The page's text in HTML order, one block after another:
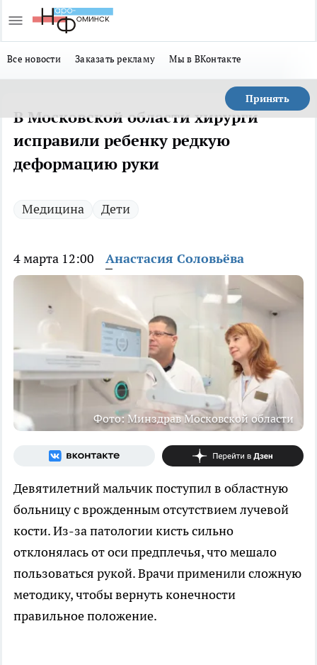
Все новости Заказать рекламу Мы в ВКонтакте
Принять
В Московской области хирурги
исправили ребенку редкую
деформацию руки
Медицина Дети
4 марта 12:00 Анастасия Соловьёва
Фото: Минздрав Московской области
Девятилетний мальчик поступил в областную
больницу с врожденным отсутствием лучевой
кости. Из-за патологии кисть сильно
отклонялась от оси предплечья, что мешало
пользоваться рукой. Врачи применили сложную
методику, чтобы вернуть конечности
правильное положение.